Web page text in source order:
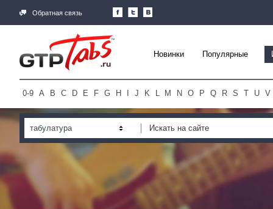
Обратная связь
Новинки Популярные
0-9 A B C D E F G H J K L M N O P Q R S T U V
табулатура